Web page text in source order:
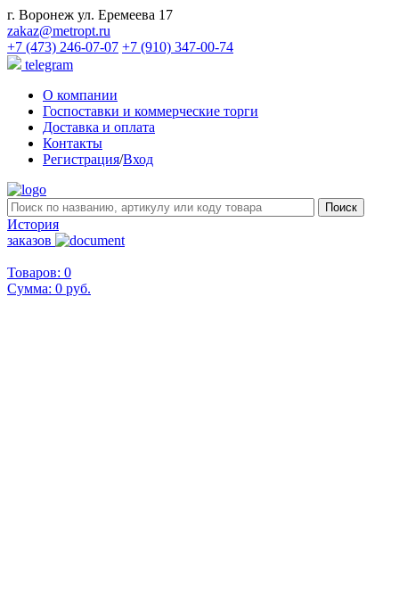
г. Воронеж ул. Еремеева 17
zakaz@metropt.ru
+7 (473) 246-07-07 +7 (910) 347-00-74
telegram
О компании
Госпоставки и коммерческие торги
Доставка и оплата
Контакты
Регистрация/Вход
История
заказов
Товаров: 0
Сумма: 0 руб.